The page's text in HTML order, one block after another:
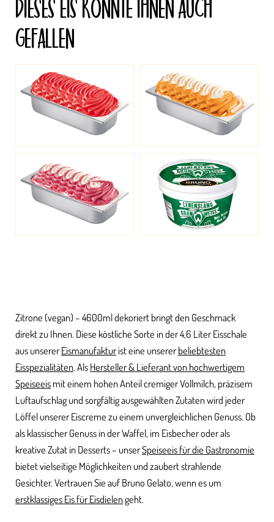
DIESES EIS KÖNNTE IHNEN AUCH
GEFALLEN
Zitrone (vegan) – 4600ml dekoriert bringt den Geschmack
direkt zu Ihnen. Diese köstliche Sorte in der 4,6 Liter Eisschale
aus unsererEismanufakturist eine unsererbeliebtesten
Eisspezialitäten. AlsHersteller & Lieferant von hochwertigem
Speiseeismit einem hohen Anteil cremiger Vollmilch, präzisem
Luftaufschlag und sorgfältig ausgewählten Zutaten wird jeder
Löffel unserer Eiscreme zu einem unvergleichlichen Genuss. Ob
als klassischer Genuss in der Waffel, im Eisbecher oder als
kreative Zutat in Desserts – unserSpeiseeis für die Gastronomie
bietet vielseitige Möglichkeiten und zaubert strahlende
Gesichter. Vertrauen Sie auf Bruno Gelato, wenn es um
erstklassiges Eis für Eisdielengeht.